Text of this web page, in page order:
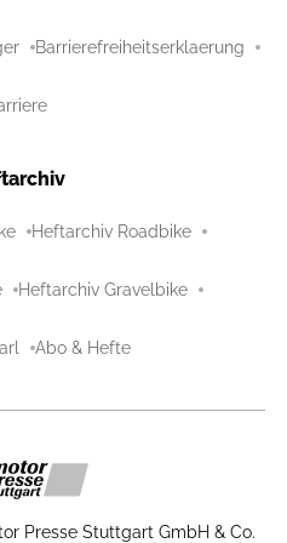
Barrierefreiheitserklaerung
Heftarchiv Roadbike
Heftarchiv Gravelbike
Abo & Hefte
Presse Stuttgart GmbH & Co.